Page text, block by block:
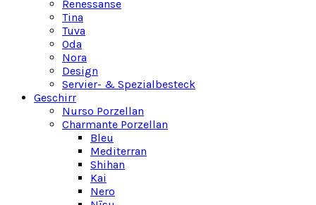
Renessanse
Tina
Tuva
Oda
Nora
Design
Servier- & Spezialbesteck
Geschirr
Nurso Porzellan
Charmante Porzellan
Bleu
Mediterran
Shihan
Kai
Nero